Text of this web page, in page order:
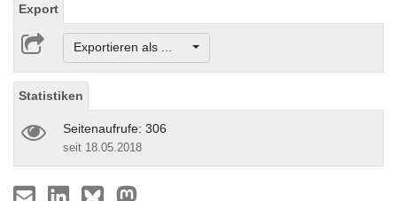
Export
Exportieren als ...
Statistiken
Seitenaufrufe: 306
seit 18.05.2018